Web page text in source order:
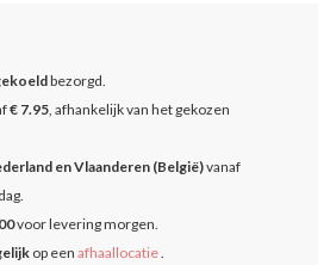
bezorgd.
€ 7.95, afhankelijk van het gekozen
en Vlaanderen (België)vanaf
voor levering morgen.
op een afhaallocatie.